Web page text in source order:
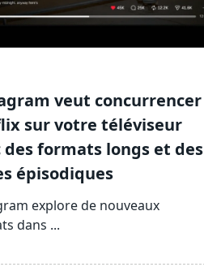
veut concurrencer
sur votre téléviseur
des formats longs et des
épisodiques
explore de nouveaux
dans ...